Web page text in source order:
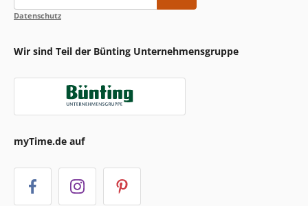
Datenschutz
Wir sind Teil der Bünting Unternehmensgruppe
myTime.de auf